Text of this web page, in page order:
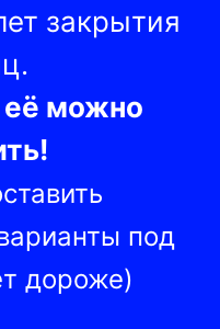
закрытия
можно
под
дороже)